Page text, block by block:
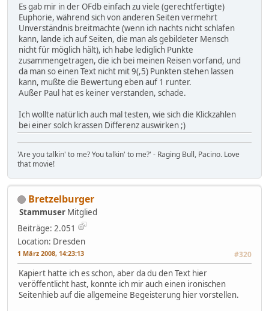
Es gab mir in der OFdb einfach zu viele (gerechtfertigte)
Euphorie, während sich von anderen Seiten vermehrt
Unverständnis breitmachte (wenn ich nachts nicht schlafen
kann, lande ich auf Seiten, die man als gebildeter Mensch
nicht für möglich hält), ich habe lediglich Punkte
zusammengetragen, die ich bei meinen Reisen vorfand, und
da man so einen Text nicht mit 9(,5) Punkten stehen lassen
kann, mußte die Bewertung eben auf 1 runter.
Außer Paul hat es keiner verstanden, schade.
Ich wollte natürlich auch mal testen, wie sich die Klickzahlen
bei einer solch krassen Differenz auswirken ;)
'Are you talkin' to me? You talkin' to me?' - Raging Bull, Pacino. Love
that movie!
Bretzelburger
Stammuser Mitglied
Beiträge: 2.051
Location: Dresden
1 März 2008, 14:23:13 #320
Kapiert hatte ich es schon, aber da du den Text hier
veröffentlicht hast, konnte ich mir auch einen ironischen
Seitenhieb auf die allgemeine Begeisterung hier vorstellen.